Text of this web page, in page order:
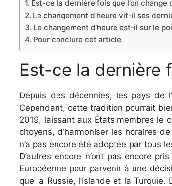
Est-ce la dernière fois que l’on change
Le changement d’heure vit-il ses
Le changement d’heure est-il sur le
Pour conclure cet article
Est-ce la dernière
Depuis des décennies, les pays de
Cependant, cette tradition pourrait
2019, laissant aux États membres le
citoyens, d’harmoniser les horaires
n’a pas encore été adoptée par tous
D’autres encore n’ont pas encore
Européenne pour parvenir à une
que la Russie, l’Islande et la